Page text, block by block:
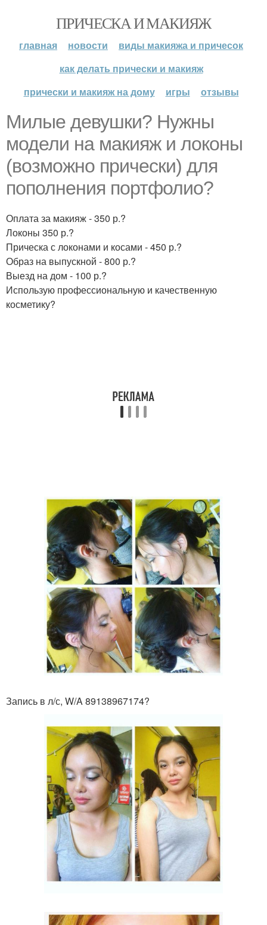
ПРИЧЕСКА И МАКИЯЖ
главная новости
виды макияжа и причесок
как делать прически и макияж
прически и макияж на дому
игры отзывы
Милые девушки? Нужны
модели на макияж и локоны
(возможно прически) для
пополнения портфолио?
Оплата за макияж - 350 р.?
Локоны 350 р.?
Прическа с локонами и косами - 450 р.?
Образ на выпускной - 800 р.?
Выезд на дом - 100 р.?
Использую профессиональную и качественную
косметику?
Запись в л/с, W/A 89138967174?